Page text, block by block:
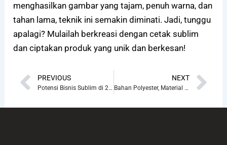
menghasilkan gambar yang tajam, penuh warna, dan
tahan lama, teknik ini semakin diminati. Jadi, tunggu
apalagi? Mulailah berkreasi dengan cetak sublim
dan ciptakan produk yang unik dan berkesan!
Prev
PREVIOUS
Potensi Bisnis Sublim di 2024, Masih Menguntungkan?
NEXT
Bahan Polyester, Material Terbaik Cetak Sublim!